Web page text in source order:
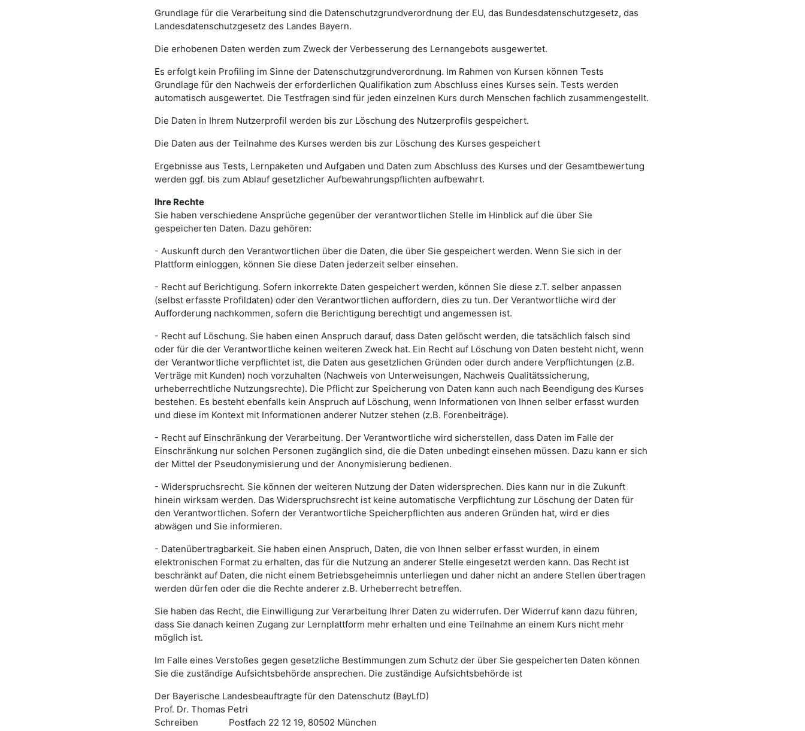
Grundlage für die Verarbeitung sind die Datenschutzgrundverordnung der EU, das Bundesdatenschutzgesetz, das
Landesdatenschutzgesetz des Landes Bayern.
Die erhobenen Daten werden zum Zweck der Verbesserung des Lernangebots ausgewertet.
Es erfolgt kein Profiling im Sinne der Datenschutzgrundverordnung. Im Rahmen von Kursen können Tests
Grundlage für den Nachweis der erforderlichen Qualifikation zum Abschluss eines Kurses sein. Tests werden
automatisch ausgewertet. Die Testfragen sind für jeden einzelnen Kurs durch Menschen fachlich zusammengestellt.
Die Daten in Ihrem Nutzerprofil werden bis zur Löschung des Nutzerprofils gespeichert.
Die Daten aus der Teilnahme des Kurses werden bis zur Löschung des Kurses gespeichert
Ergebnisse aus Tests, Lernpaketen und Aufgaben und Daten zum Abschluss des Kurses und der Gesamtbewertung
werden ggf. bis zum Ablauf gesetzlicher Aufbewahrungspflichten aufbewahrt.
Ihre Rechte
Sie haben verschiedene Ansprüche gegenüber der verantwortlichen Stelle im Hinblick auf die über Sie
gespeicherten Daten. Dazu gehören:
- Auskunft durch den Verantwortlichen über die Daten, die über Sie gespeichert werden. Wenn Sie sich in der
Plattform einloggen, können Sie diese Daten jederzeit selber einsehen.
- Recht auf Berichtigung. Sofern inkorrekte Daten gespeichert werden, können Sie diese z.T. selber anpassen
(selbst erfasste Profildaten) oder den Verantwortlichen auffordern, dies zu tun. Der Verantwortliche wird der
Aufforderung nachkommen, sofern die Berichtigung berechtigt und angemessen ist.
- Recht auf Löschung. Sie haben einen Anspruch darauf, dass Daten gelöscht werden, die tatsächlich falsch sind
oder für die der Verantwortliche keinen weiteren Zweck hat. Ein Recht auf Löschung von Daten besteht nicht, wenn
der Verantwortliche verpflichtet ist, die Daten aus gesetzlichen Gründen oder durch andere Verpflichtungen (z.B.
Verträge mit Kunden) noch vorzuhalten (Nachweis von Unterweisungen, Nachweis Qualitätssicherung,
urheberrechtliche Nutzungsrechte). Die Pflicht zur Speicherung von Daten kann auch nach Beendigung des Kurses
bestehen. Es besteht ebenfalls kein Anspruch auf Löschung, wenn Informationen von Ihnen selber erfasst wurden
und diese im Kontext mit Informationen anderer Nutzer stehen (z.B. Forenbeiträge).
- Recht auf Einschränkung der Verarbeitung. Der Verantwortliche wird sicherstellen, dass Daten im Falle der
Einschränkung nur solchen Personen zugänglich sind, die die Daten unbedingt einsehen müssen. Dazu kann er sich
der Mittel der Pseudonymisierung und der Anonymisierung bedienen.
- Widerspruchsrecht. Sie können der weiteren Nutzung der Daten widersprechen. Dies kann nur in die Zukunft
hinein wirksam werden. Das Widerspruchsrecht ist keine automatische Verpflichtung zur Löschung der Daten für
den Verantwortlichen. Sofern der Verantwortliche Speicherpflichten aus anderen Gründen hat, wird er dies
abwägen und Sie informieren.
- Datenübertragbarkeit. Sie haben einen Anspruch, Daten, die von Ihnen selber erfasst wurden, in einem
elektronischen Format zu erhalten, das für die Nutzung an anderer Stelle eingesetzt werden kann. Das Recht ist
beschränkt auf Daten, die nicht einem Betriebsgeheimnis unterliegen und daher nicht an andere Stellen übertragen
werden dürfen oder die die Rechte anderer z.B. Urheberrecht betreffen.
Sie haben das Recht, die Einwilligung zur Verarbeitung Ihrer Daten zu widerrufen. Der Widerruf kann dazu führen,
dass Sie danach keinen Zugang zur Lernplattform mehr erhalten und eine Teilnahme an einem Kurs nicht mehr
möglich ist.
Im Falle eines Verstoßes gegen gesetzliche Bestimmungen zum Schutz der über Sie gespeicherten Daten können
Sie die zuständige Aufsichtsbehörde ansprechen. Die zuständige Aufsichtsbehörde ist
Der Bayerische Landesbeauftragte für den Datenschutz (BayLfD)
Prof. Dr. Thomas Petri
Schreiben
Postfach 22 12 19, 80502 München